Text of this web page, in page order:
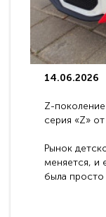
14.06.2026
Z-
серия «Z»
Рынок
меняется, и
была просто